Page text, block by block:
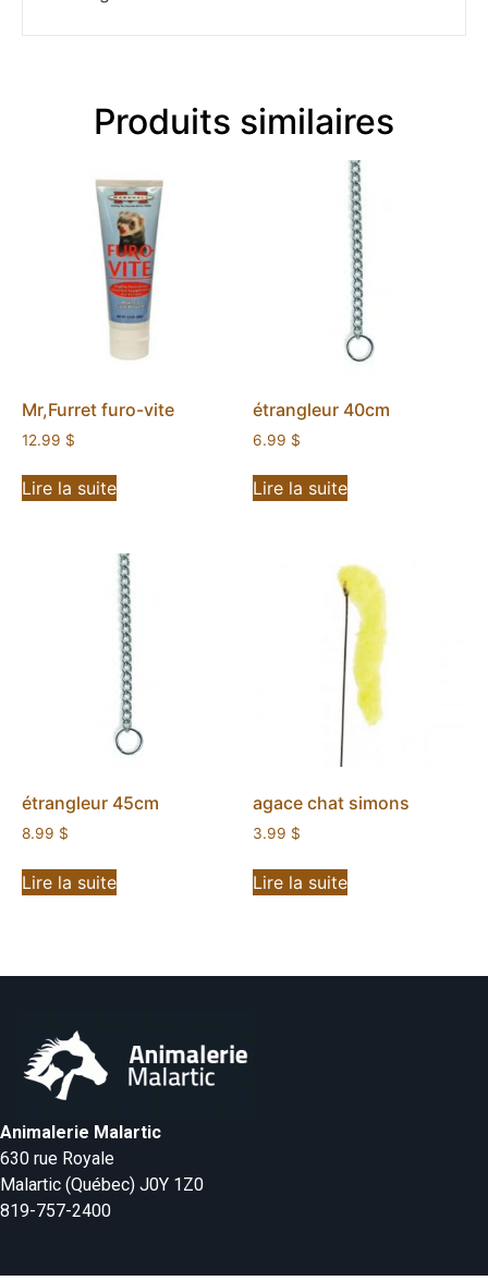
Produits similaires
Mr,Furret furo-vite
12.99 $
Lire la suite
étrangleur 40cm
6.99 $
Lire la suite
étrangleur 45cm
8.99 $
Lire la suite
agace chat simons
3.99 $
Lire la suite
Animalerie Malartic
630 rue Royale
Malartic (Québec) J0Y 1Z0
819-757-2400